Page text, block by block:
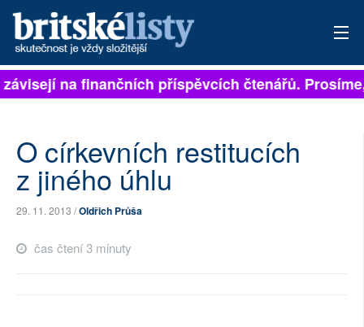
PŘIHLÁSIT
ARCHIV
ROZHOVORY
na finančních příspěvcích čtenářů.
O církevních restitucích
z jiného úhlu
29. 11. 2013 /Oldřich Průša
čas čtení 3 minuty